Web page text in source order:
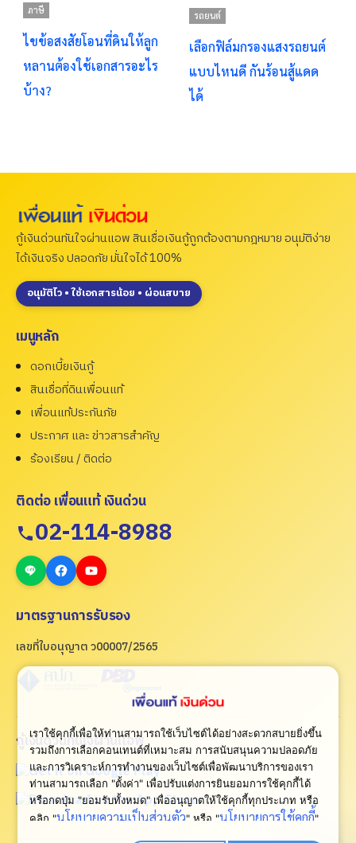
ภาษี
ไขข้อสงสัยโอนที่ดินให้ลูก
หลานต้องใช้เอกสารอะไร
บ้าง?
รถยนต์
เลือกฟิล์มกรองแสงรถยนต์
แบบไหนดี กันร้อนสู้แดด
ได้
กู้เงินด่วนทันใจผ่านแอพ สินเชื่อเงินกู้ถูกต้องตามกฎหมาย อนุมัติง่าย
ได้เงินจริง ปลอดภัย มั่นใจได้ 100%
อนุมัติไว • ใช้เอกสารน้อย • ผ่อนสบาย
เมนูหลัก
ดอกเบี้ยเงินกู้
สินเชื่อที่ดินเพื่อนแท้
เพื่อนแท้ประกันภัย
ประกาศ และ ข่าวสารสำคัญ
ร้องเรียน / ติดต่อ
ติดต่อ เพื่อนแท้ เงินด่วน
02-114-8988
มาตรฐานการรับรอง
เลขที่ใบอนุญาต ว00007/2565
กู้เงินด่วนทันใจผ่านแอพ
เราใช้คุกกี้เพื่อให้ท่านสามารถใช้เว็บไซต์ได้อย่างสะดวกสบายยิ่งขึ้น
รวมถึงการเลือกคอนเทนต์ที่เหมาะสม การสนับสนุนความปลอดภัย
และการวิเคราะห์การทำงานของเว็บไซต์เพื่อพัฒนาบริการของเรา
ท่านสามารถเลือก "ตั้งค่า" เพื่อปรับแต่งการยินยอมการใช้คุกกี้ได้
หรือกดปุ่ม "ยอมรับทั้งหมด" เพื่ออนุญาตให้ใช้คุกกี้ทุกประเภท หรือ
คลิก "นโยบายความเป็นส่วนตัว" หรือ "นโยบายการใช้คุกกี้"